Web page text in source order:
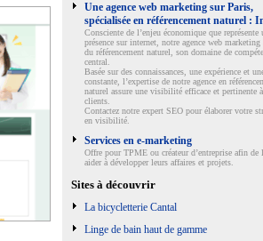
Une agence web marketing sur Paris,
spécialisée en référencement naturel :
Consciente de l’enjeu économique que représente
présence sur internet, notre agence web
du référencement naturel, son domaine de
central.
Basée sur des connaissances, une expérience et
constante, l’expertise de notre agence en
naturel assure une visibilité efficace et pertinente
clients.
Contactez notre expert SEO pour élaborer votre
en visibilité.
Services en e-marketing
Offre pour TPME ou créateur d’entreprise afin de
aider à développer leurs affaires et projets.
Sites à découvrir
La bicycletterie Cantal
Linge de bain haut de gamme